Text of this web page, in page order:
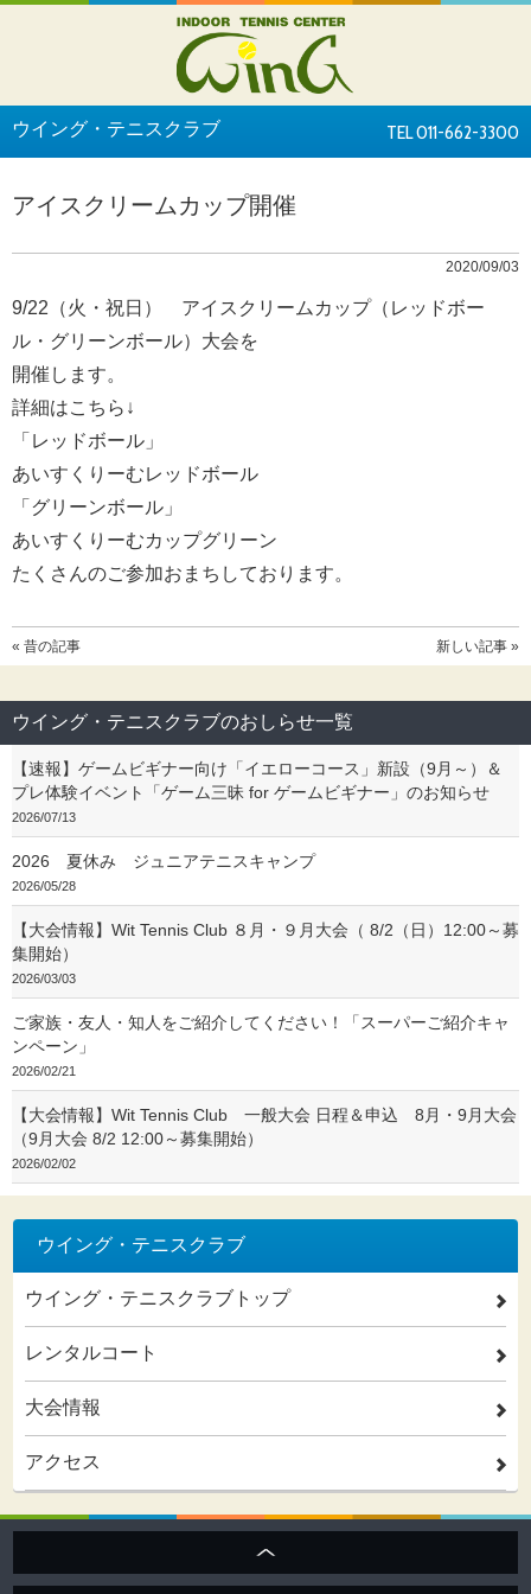
ウイング・テニスクラブ TEL 011-662-3300
アイスクリームカップ開催
2020/09/03
9/22（火・祝日） アイスクリームカップ（レッドボー
ル・グリーンボール）大会を
開催します。
詳細はこちら↓
「レッドボール」
あいすくりーむレッドボール
「グリーンボール」
あいすくりーむカップグリーン
たくさんのご参加おまちしております。
« 昔の記事 新しい記事 »
ウイング・テニスクラブのおしらせ一覧
【速報】ゲームビギナー向け「イエローコース」新設（9月～）＆
プレ体験イベント「ゲーム三昧 for ゲームビギナー」のお知らせ
2026/07/13
2026 夏休み ジュニアテニスキャンプ
2026/05/28
【大会情報】Wit Tennis Club ８月・９月大会（ 8/2（日）12:00～募
集開始）
2026/03/03
ご家族・友人・知人をご紹介してください！「スーパーご紹介キャ
ンペーン」
2026/02/21
【大会情報】Wit Tennis Club 一般大会 日程＆申込 8月・9月大会
（9月大会 8/2 12:00～募集開始）
2026/02/02
ウイング・テニスクラブ
ウイング・テニスクラブトップ 2
レンタルコート 2
大会情報 2
アクセス 2